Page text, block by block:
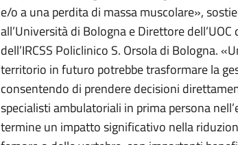
e/o a una perdita di massa muscolare»,
all’Università di Bologna e Direttore
dell’IRCSS Policlinico S. Orsola di Bologna.
territorio in futuro potrebbe trasformare la
consentendo di prendere decisioni
specialisti ambulatoriali in prima persona
termine un impatto significativo nella